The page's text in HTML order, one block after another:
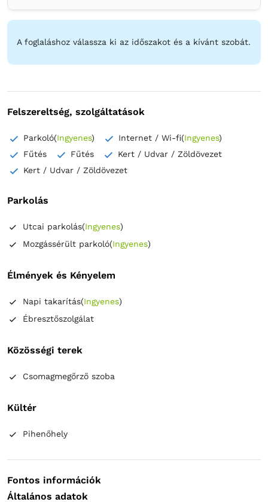
Hajszárító
Tisztítószerek
Kávéfőző
A foglaláshoz válassza ki az időszakot és a kívánt szobát.
Felszereltség, szolgáltatások
Parkoló(Ingyenes) Internet / Wi-fi(Ingyenes)
Fűtés
Fűtés
Kert / Udvar / Zöldövezet
Kert / Udvar / Zöldövezet
Parkolás
Utcai parkolás(Ingyenes)
Mozgássérült parkoló(Ingyenes)
Élmények és Kényelem
Napi takarítás(Ingyenes)
Ébresztőszolgálat
Közösségi terek
Csomagmegőrző szoba
Kültér
Pihenőhely
Fontos információk
Általános adatok